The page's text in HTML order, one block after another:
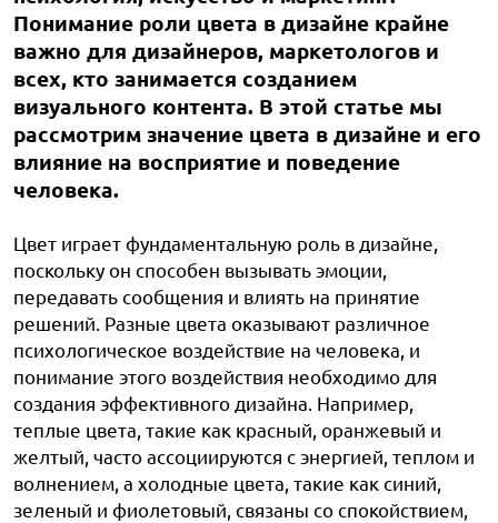
Понимание роли цвета в дизайне крайне
важно для дизайнеров, маркетологов и
всех, кто занимается созданием
визуального контента. В этой статье мы
рассмотрим значение цвета в дизайне и его
влияние на восприятие и поведение
человека.
Цвет играет фундаментальную роль в дизайне,
поскольку он способен вызывать эмоции,
передавать сообщения и влиять на принятие
решений. Разные цвета оказывают различное
психологическое воздействие на человека, и
понимание этого воздействия необходимо для
создания эффективного дизайна. Например,
теплые цвета, такие как красный, оранжевый и
желтый, часто ассоциируются с энергией, теплом и
волнением, а холодные цвета, такие как синий,
зеленый и фиолетовый, связаны со спокойствием,